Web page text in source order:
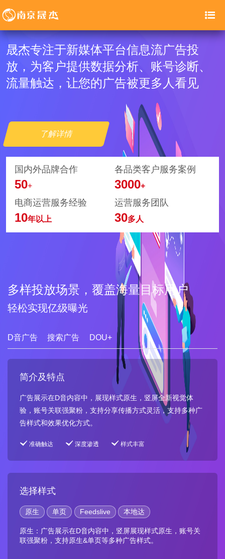
信息流广告投放平台
晟杰专注于新媒体平台信息流广告投
放，为客户提供数据分析、账号诊断、
流量触达，让您的广告被更多人看见
了解详情
国内外品牌合作
50+
各品类客户服务案例
3000+
电商运营服务经验
10年以上
运营服务团队
30多人
多样投放场景，覆盖海量目标用户
轻松实现亿级曝光
D音广告 搜索广告 DOU+
简介及特点
广告展示在D音内容中，展现样式原生，竖屏全新视觉体
验，账号关联强聚粉，支持分享传播方式灵活，支持多种广
告样式和效果优化方式。
准确触达 深度渗透 样式丰富
选择样式
原生 单页 Feedslive 本地达
原生：广告展示在D音内容中，竖屏展现样式原生，账号关
联强聚粉，支持原生&单页等多种广告样式。